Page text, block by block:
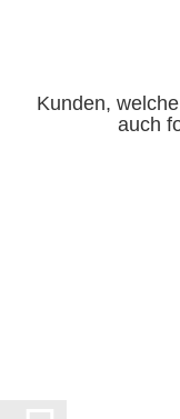
Kunden,
auch